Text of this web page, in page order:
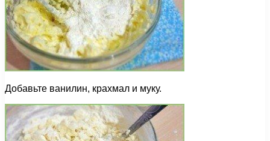
Добавьте ванилин, крахмал и муку.